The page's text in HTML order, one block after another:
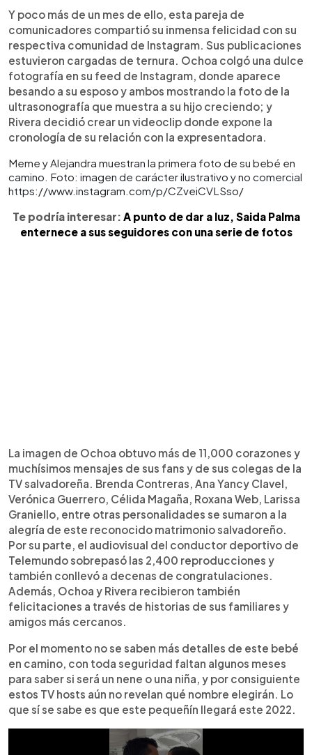
Y poco más de un mes de ello, esta pareja de
comunicadores compartió su inmensa felicidad con su
respectiva comunidad de Instagram. Sus publicaciones
estuvieron cargadas de ternura. Ochoa colgó una dulce
fotografía en su feed de Instagram, donde aparece
besando a su esposo y ambos mostrando la foto de la
ultrasonografía que muestra a su hijo creciendo; y
Rivera decidió crear un videoclip donde expone la
cronología de su relación con la expresentadora.
Meme y Alejandra muestran la primera foto de su bebé en
camino. Foto: imagen de carácter ilustrativo y no comercial
https://www.instagram.com/p/CZveiCVLSso/
Te podría interesar: A punto de dar a luz, Saida Palma
enternece a sus seguidores con una serie de fotos
La imagen de Ochoa obtuvo más de 11,000 corazones y
muchísimos mensajes de sus fans y de sus colegas de la
TV salvadoreña. Brenda Contreras, Ana Yancy Clavel,
Verónica Guerrero, Célida Magaña, Roxana Web, Larissa
Graniello, entre otras personalidades se sumaron a la
alegría de este reconocido matrimonio salvadoreño.
Por su parte, el audiovisual del conductor deportivo de
Telemundo sobrepasó las 2,400 reproducciones y
también conllevó a decenas de congratulaciones.
Además, Ochoa y Rivera recibieron también
felicitaciones a través de historias de sus familiares y
amigos más cercanos.
Por el momento no se saben más detalles de este bebé
en camino, con toda seguridad faltan algunos meses
para saber si será un nene o una niña, y por consiguiente
estos TV hosts aún no revelan qué nombre elegirán. Lo
que sí se sabe es que este pequeñín llegará este 2022.